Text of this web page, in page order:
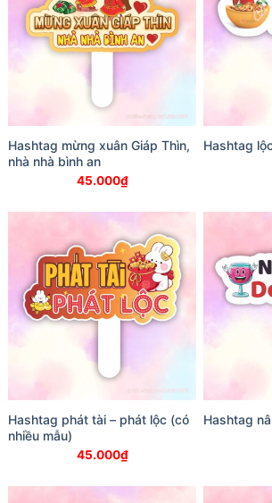
Hashtag mừng xuân Giáp Thìn,
nhà nhà bình an
45.000₫
Hashtag
Hashtag phát tài – phát lộc (có
nhiều mẫu)
45.000₫
Hashtag